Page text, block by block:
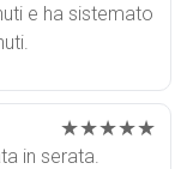
e ha sistemato
★★★★★
in serata.